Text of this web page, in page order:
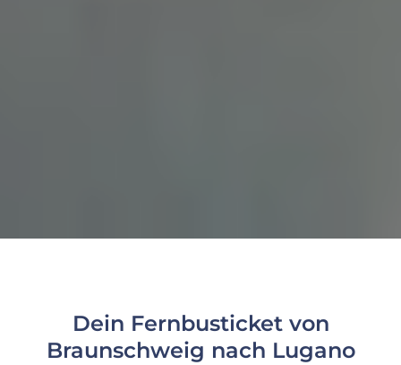
Dein Fernbusticket von
Braunschweig nach Lugano